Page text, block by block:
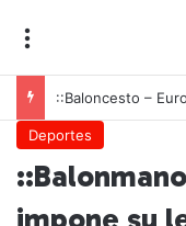
Deportes
impone su